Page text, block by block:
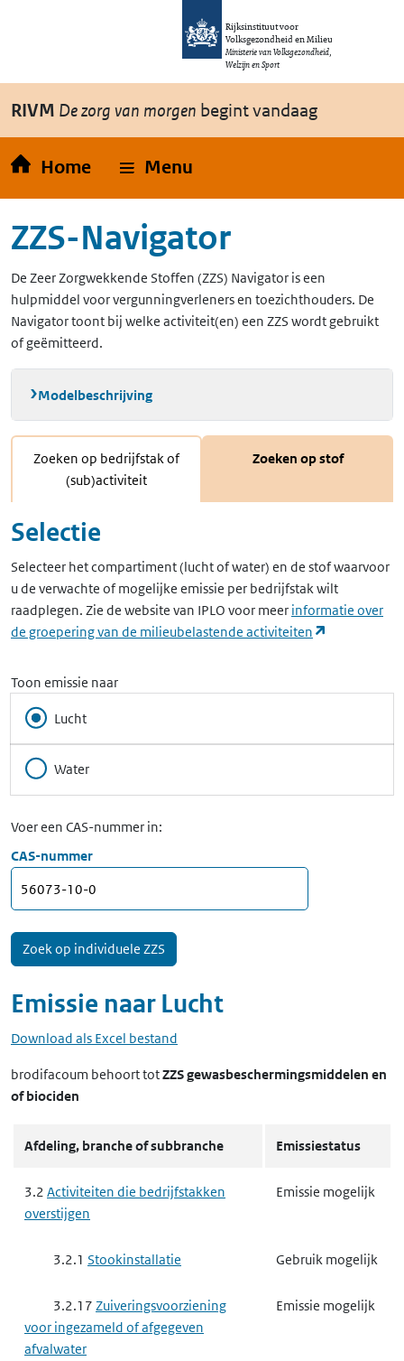
Overslaan en naar de inhoud gaan
Rijksinstituut voor
Volksgezondheid en Milieu
Ministerie van Volksgezondheid,
Welzijn en Sport
RIVM De zorg van morgen begint vandaag
Home Menu
ZZS-Navigator
De Zeer Zorgwekkende Stoffen (ZZS) Navigator is een
hulpmiddel voor vergunningverleners en toezichthouders. De
Navigator toont bij welke activiteit(en) een ZZS wordt gebruikt
of geëmitteerd.
Modelbeschrijving
Zoeken op bedrijfstak of
(sub)activiteit
Zoeken op stof
Selectie
Selecteer het compartiment (lucht of water) en de stof waarvoor
u de verwachte of mogelijke emissie per bedrijfstak wilt
raadplegen. Zie de website van IPLO voor meer informatie over
de groepering van de milieubelastende activiteiten
Toon emissie naar
Lucht
Water
Voer een CAS-nummer in:
CAS-nummer
Emissie naar Lucht
Download als Excel bestand
brodifacoum behoort totZZS gewasbeschermingsmiddelen en
of biociden
Afdeling, branche of subbranche Emissiestatus
3.2 Activiteiten die bedrijfstakken
overstijgen
Emissie mogelijk
3.2.1 Stookinstallatie Gebruik mogelijk
3.2.17 Zuiveringsvoorziening
voor ingezameld of afgegeven
afvalwater
Emissie mogelijk